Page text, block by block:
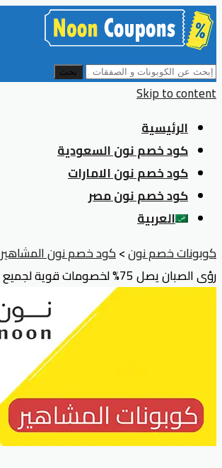
بحث
Skip to content
الرئيسية
كود خصم نون السعودية
كود خصم نون الامارات
كود خصم نون مصر
العربية
كوبونات خصم نون>كود خصم نون المشاهير
رؤى الصبان يصل 75% لخصومات قوية لجميع العملاء